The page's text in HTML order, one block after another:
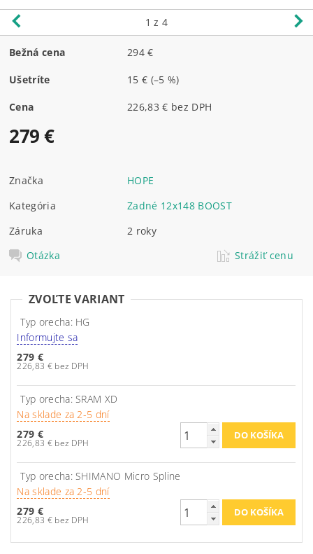
1 z 4
Bežná cena 294 €
Ušetríte 15 € (–5 %)
Cena 226,83 € bez DPH
279 €
Značka
HOPE
Kategória
Zadné 12x148 BOOST
Záruka
2 roky
Otázka
Strážiť cenu
ZVOĽTE VARIANT
Typ orecha: HG
Informujte sa
279 €
226,83 € bez DPH
Typ orecha: SRAM XD
Na sklade za 2-5 dní
279 €
226,83 € bez DPH
Typ orecha: SHIMANO Micro Spline
Na sklade za 2-5 dní
279 €
226,83 € bez DPH